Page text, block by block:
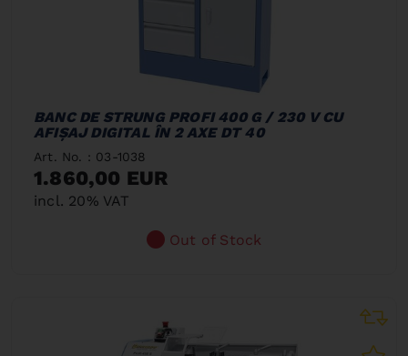
BANC DE STRUNG PROFI 400 G / 230 V CU
AFIŞAJ DIGITAL ÎN 2 AXE DT 40
Art. No. : 03-1038
1.860,00 EUR
incl. 20% VAT
Out of Stock